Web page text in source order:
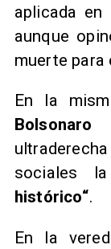
aplicada en
aunque
muerte para
En la
Bolsonaro
sociales
histórico“.
En la